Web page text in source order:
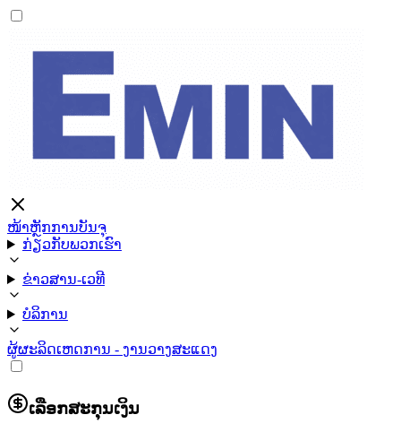
ໜ້າຫຼັກການບັນຈຸ
ກ່ຽວກັບພວກເຮົາ
ຂ່າວສານ-ເວທີ
ບໍລິການ
ຜູ້ຜະລິດເຫດການ - ງານວາງສະແດງ
ເລືອກສະກຸນເງິນ